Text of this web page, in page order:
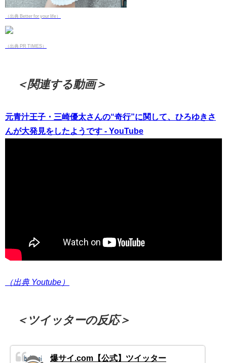
（出典 Better for your life）
（出典 PR TIMES）
＜関連する動画＞
元青汁王子・三崎優太さんの“奇行”に関して、ひろゆきさ
んが大発見をしたようです - YouTube
（出典 Youtube）
＜ツイッターの反応＞
爆サイ.com【公式】ツイッター